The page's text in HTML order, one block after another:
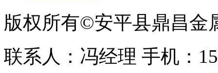
版权所有©安平县鼎昌金
联系人：冯经理 手机：